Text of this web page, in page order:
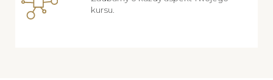
kursu.